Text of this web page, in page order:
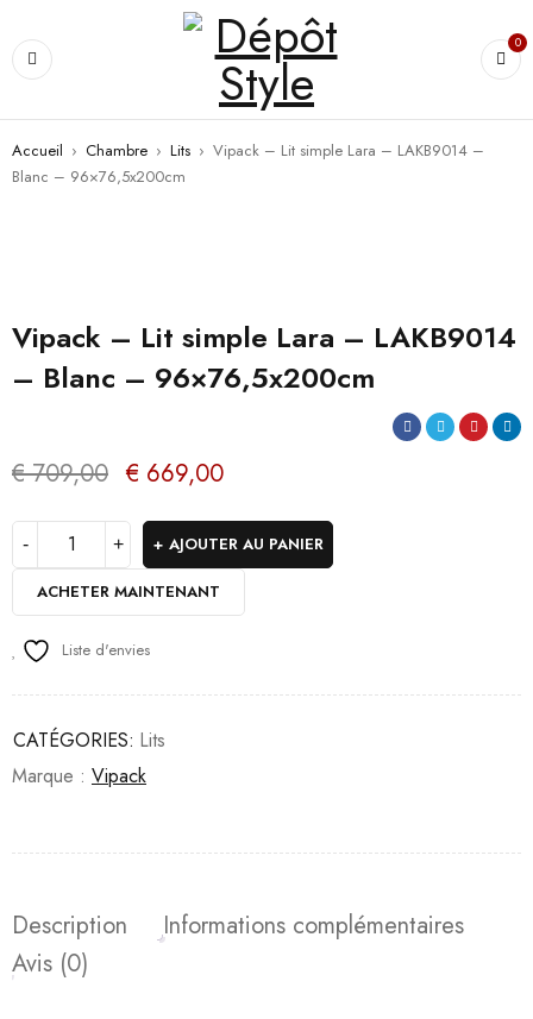
0
Accueil › Chambre › Lits › Vipack – Lit simple Lara – LAKB9014 –
Blanc – 96×76,5x200cm
Vipack – Lit simple Lara – LAKB9014
– Blanc – 96×76,5x200cm
€709,00 € 669,00
AJOUTER AU PANIER
ACHETER MAINTENANT
Liste d'envies
CATÉGORIES: Lits
Marque : Vipack
Description
Informations complémentaires
Avis (0)